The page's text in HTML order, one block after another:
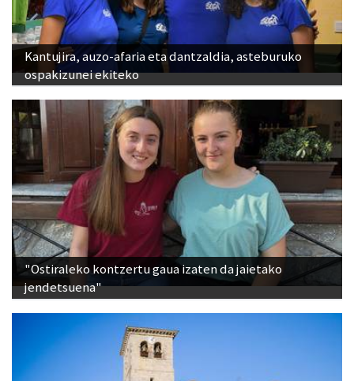
Kantujira, auzo-afaria eta dantzaldia, asteburuko
ospakizunei ekiteko
"Ostiraleko kontzertu gaua izaten da jaietako
jendetsuena"